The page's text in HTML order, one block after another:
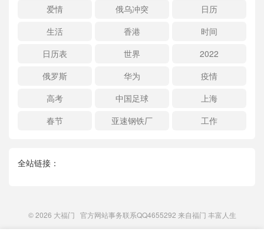
爱情
俄乌冲突
日历
生活
香港
时间
日历表
世界
2022
俄罗斯
华为
疫情
高考
中国足球
上海
春节
亚速钢铁厂 工作
全站链接：
© 2026 大福门 官方网站事务联系QQ4655292 来自福门 丰富人生